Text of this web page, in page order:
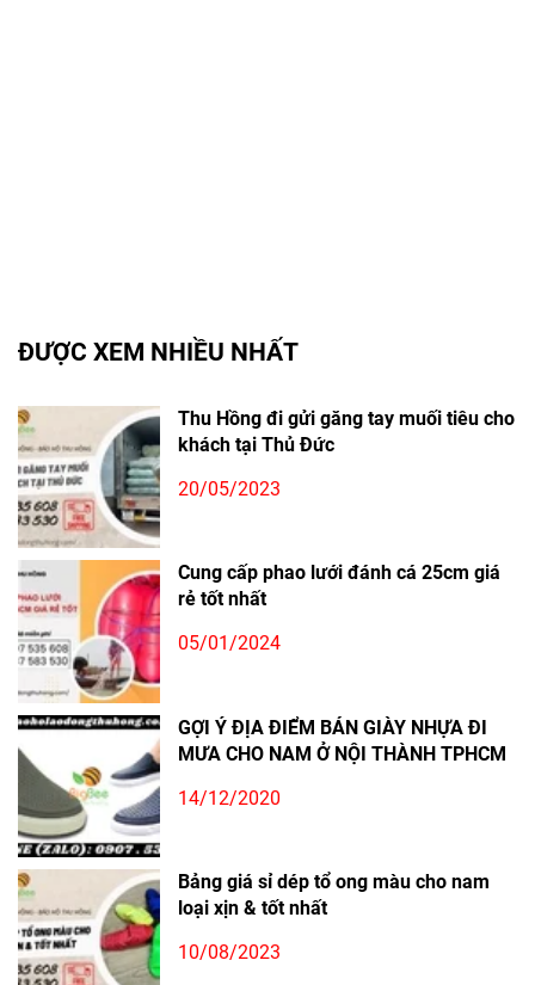
ĐƯỢC XEM NHIỀU NHẤT
Thu Hồng đi gửi găng tay muối tiêu cho
khách tại Thủ Đức
20/05/2023
Cung cấp phao lưới đánh cá 25cm giá
rẻ tốt nhất
05/01/2024
GỢI Ý ĐỊA ĐIỂM BÁN GIÀY NHỰA ĐI
MƯA CHO NAM Ở NỘI THÀNH TPHCM
14/12/2020
Bảng giá sỉ dép tổ ong màu cho nam
loại xịn & tốt nhất
10/08/2023